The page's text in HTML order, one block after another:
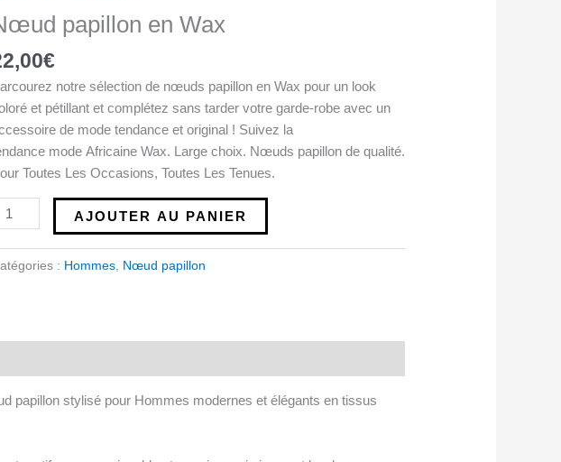
papillon en Wax
€
notre sélection de nœuds papillon en Wax pour un look
et pétillant et complétez sans tarder votre garde-robe avec un
de mode tendance et original ! Suivez la
mode Africaine Wax. Large choix. Nœuds papillon de qualité.
Toutes Les Occasions, Toutes Les Tenues.
AJOUTER AU PANIER
: Hommes, Nœud papillon
papillon stylisé pour Hommes modernes et élégants en tissus